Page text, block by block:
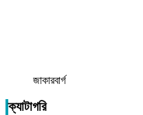
জাকারবার্গ
ক্যাটাগরি